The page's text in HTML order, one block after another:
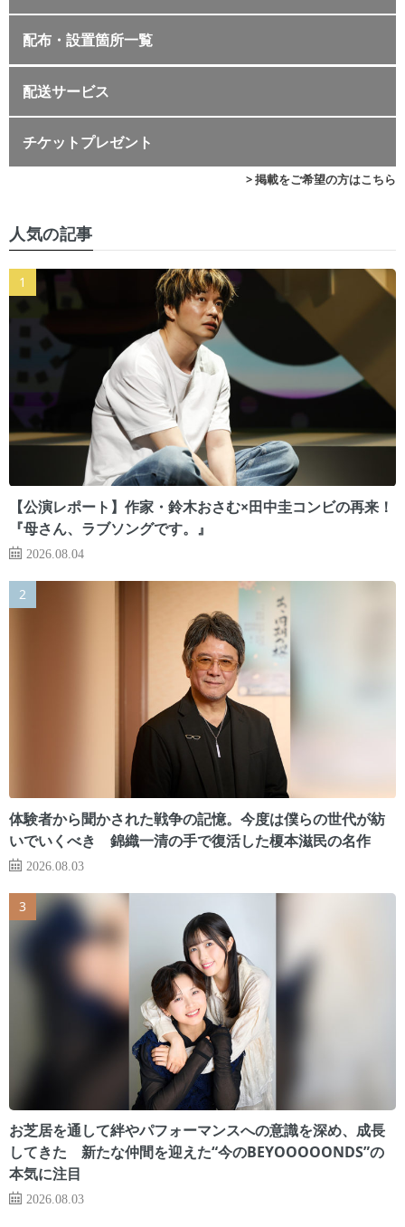
配布・設置箇所一覧
配送サービス
チケットプレゼント
> 掲載をご希望の方はこちら
人気の記事
【公演レポート】作家・鈴木おさむ×田中圭コンビの再来！
『母さん、ラブソングです。』
2026.08.04
体験者から聞かされた戦争の記憶。今度は僕らの世代が紡
いでいくべき 錦織一清の手で復活した榎本滋民の名作
2026.08.03
お芝居を通して絆やパフォーマンスへの意識を深め、成長
してきた 新たな仲間を迎えた“今のBEYOOOOONDS”の
本気に注目
2026.08.03